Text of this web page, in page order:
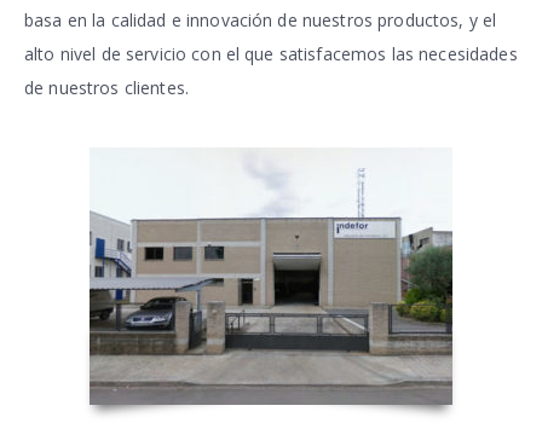
basa en la calidad e innovación de nuestros productos, y el
alto nivel de servicio con el que satisfacemos las necesidades
de nuestros clientes.